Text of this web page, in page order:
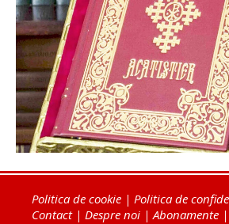
Politica de cookie | Politica de
Contact| Despre noi |Abonamente |